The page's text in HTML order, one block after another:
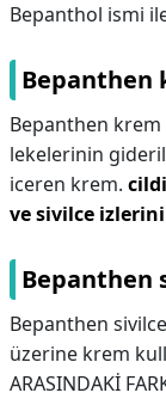
Bepanthol ismi
Bepanthen
Bepanthen krem
lekelerinin
iceren krem.
ve sivilce
Bepanthen
Bepanthen
üzerine krem
ARASINDAKİ